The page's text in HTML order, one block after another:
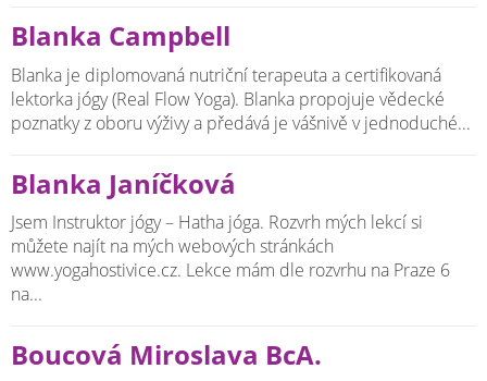
Blanka Campbell
Blanka je diplomovaná nutriční terapeuta a certifikovaná
lektorka jógy (Real Flow Yoga). Blanka propojuje vědecké
poznatky z oboru výživy a předává je vášnivě v jednoduché...
Blanka Janíčková
Jsem Instruktor jógy – Hatha jóga. Rozvrh mých lekcí si
můžete najít na mých webových stránkách
www.yogahostivice.cz. Lekce mám dle rozvrhu na Praze 6
na...
Boucová Miroslava BcA.